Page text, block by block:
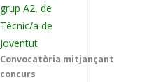
grup A2, de
Tècnic/a de
Joventut
Convocatòria mitjançant
concurs